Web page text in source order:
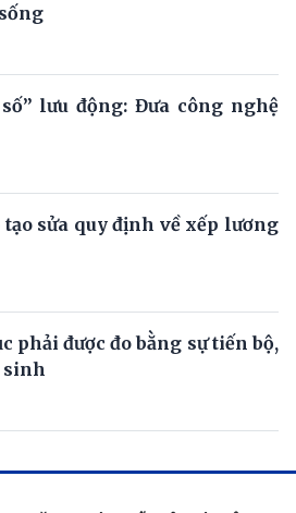
lưu động: Đưa công nghệ
tạo sửa quy định về xếp lương
phải được đo bằng sự tiến bộ,
sinh